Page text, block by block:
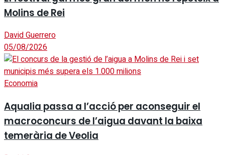
Molins de Rei
David Guerrero
05/08/2026
Economia
Aqualia passa a l’acció per aconseguir el
macroconcurs de l’aigua davant la baixa
temerària de Veolia